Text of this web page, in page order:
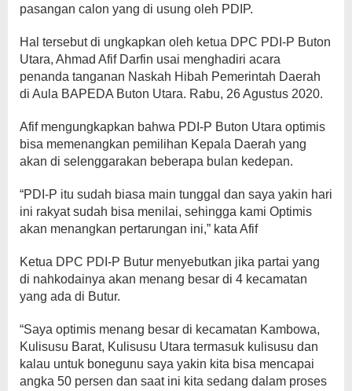
pasangan calon yang di usung oleh PDIP.
Hal tersebut di ungkapkan oleh ketua DPC PDI-P Buton
Utara, Ahmad Afif Darfin usai menghadiri acara
penanda tanganan Naskah Hibah Pemerintah Daerah
di Aula BAPEDA Buton Utara. Rabu, 26 Agustus 2020.
Afif mengungkapkan bahwa PDI-P Buton Utara optimis
bisa memenangkan pemilihan Kepala Daerah yang
akan di selenggarakan beberapa bulan kedepan.
“PDI-P itu sudah biasa main tunggal dan saya yakin hari
ini rakyat sudah bisa menilai, sehingga kami Optimis
akan menangkan pertarungan ini,” kata Afif
Ketua DPC PDI-P Butur menyebutkan jika partai yang
di nahkodainya akan menang besar di 4 kecamatan
yang ada di Butur.
“Saya optimis menang besar di kecamatan Kambowa,
Kulisusu Barat, Kulisusu Utara termasuk kulisusu dan
kalau untuk bonegunu saya yakin kita bisa mencapai
angka 50 persen dan saat ini kita sedang dalam proses